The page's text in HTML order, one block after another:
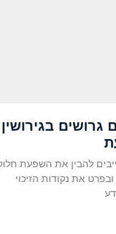
גרושים
להבין את השפעת
את נקודות הזיכוי